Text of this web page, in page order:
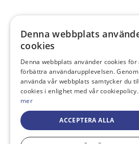
Denna webbplats
cookies
Denna webbplats använder cookies för
förbättra användarupplevelsen.
använda vår webbplats samtycker du
cookies i enlighet med vår cookiepolicy.
mer
ACCEPTERA ALLA